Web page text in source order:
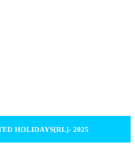
HOLIDAYS[RL]- 2025